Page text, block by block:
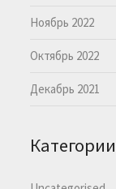
Ноябрь 2022
Октябрь 2022
Декабрь 2021
Категории